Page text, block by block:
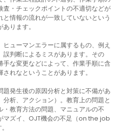
査・チェックポイントの不適切などが
情報の流れが一致していないという
ります。
ューマンエラーに属するもの、例え
誤判断によるミスがあります。その
な変更などによって、作業手順に含
れなということがあります。
発生後の原因分析と対策に不備があ
析、アクション）。教育上の問題と
・教育方法の問題、マニュアルの不
マズイ、OJT機会の不足（on the job